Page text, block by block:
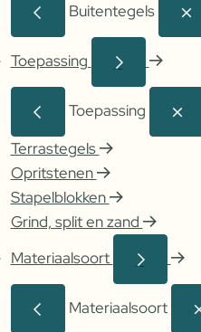
Buitentegels
Toepassing
Toepassing
Terrastegels
Opritstenen
Stapelblokken
Grind, split en zand
Materiaalsoort
Materiaalsoort